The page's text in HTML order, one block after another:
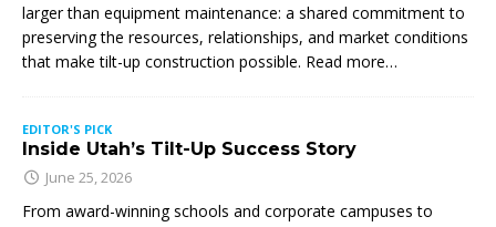
larger than equipment maintenance: a shared commitment to
preserving the resources, relationships, and market conditions
that make tilt-up construction possible. Read more…
EDITOR'S PICK
Inside Utah’s Tilt-Up Success Story
June 25, 2026
From award-winning schools and corporate campuses to